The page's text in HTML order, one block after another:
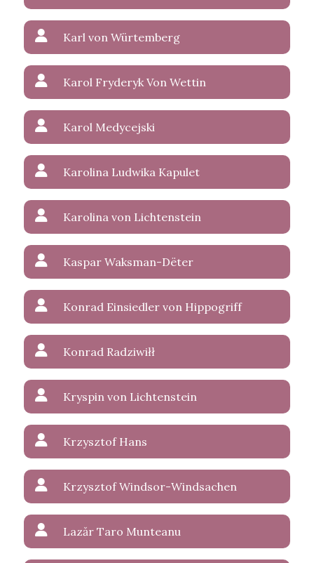
Karl von Würtemberg
Karol Fryderyk Von Wettin
Karol Medycejski
Karolina Ludwika Kapulet
Karolina von Lichtenstein
Kaspar Waksman-Dëter
Konrad Einsiedler von Hippogriff
Konrad Radziwiłł
Kryspin von Lichtenstein
Krzysztof Hans
Krzysztof Windsor-Windsachen
Lazăr Taro Munteanu